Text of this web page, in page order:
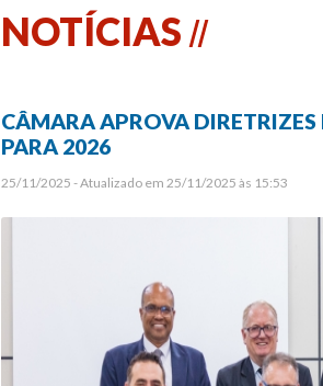
NOTÍCIAS
CÂMARA APROVA
PARA 2026
25/11/2025 - Atualizado em 25/11/2025 às 15:53